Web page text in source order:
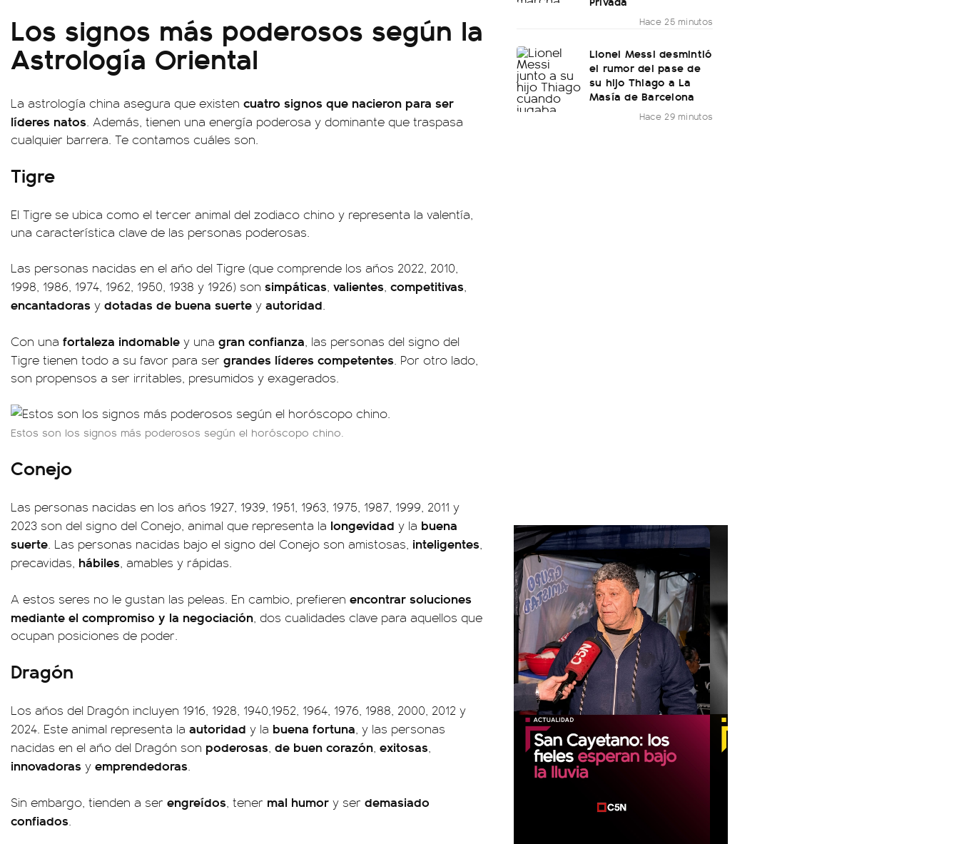
Los signos más poderosos según la
Astrología Oriental
La astrología china asegura que existen cuatro signos que nacieron para ser
líderes natos. Además, tienen una energía poderosa y dominante que traspasa
cualquier barrera. Te contamos cuáles son.
Tigre
El Tigre se ubica como el tercer animal del zodiaco chino y representa la valentía,
una característica clave de las personas poderosas.
Las personas nacidas en el año del Tigre (que comprende los años 2022, 2010,
1998, 1986, 1974, 1962, 1950, 1938 y 1926) son simpáticas, valientes, competitivas,
encantadoras y dotadas de buena suerte y autoridad.
Con una fortaleza indomable y una gran confianza, las personas del signo del
Tigre tienen todo a su favor para ser grandes líderes competentes. Por otro lado,
son propensos a ser irritables, presumidos y exagerados.
Estos son los signos más poderosos según el horóscopo chino.
Conejo
Las personas nacidas en los años 1927, 1939, 1951, 1963, 1975, 1987, 1999, 2011 y
2023 son del signo del Conejo, animal que representa la longevidad y la buena
suerte. Las personas nacidas bajo el signo del Conejo son amistosas, inteligentes,
precavidas, hábiles, amables y rápidas.
A estos seres no le gustan las peleas. En cambio, prefieren encontrar soluciones
mediante el compromiso y la negociación, dos cualidades clave para aquellos que
ocupan posiciones de poder.
Dragón
Los años del Dragón incluyen 1916, 1928, 1940,1952, 1964, 1976, 1988, 2000, 2012 y
2024. Este animal representa la autoridad y la buena fortuna, y las personas
nacidas en el año del Dragón son poderosas, de buen corazón, exitosas,
innovadoras y emprendedoras.
Sin embargo, tienden a ser engreídos, tener mal humor y ser demasiado
confiados.
Hace 25 minutos
Lionel Messi desmintió
el rumor del pase de
su hijo Thiago a La
Masía de Barcelona
Hace 29 minutos